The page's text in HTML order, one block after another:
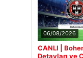
06/08/2026
CANLI |
Detayları ve